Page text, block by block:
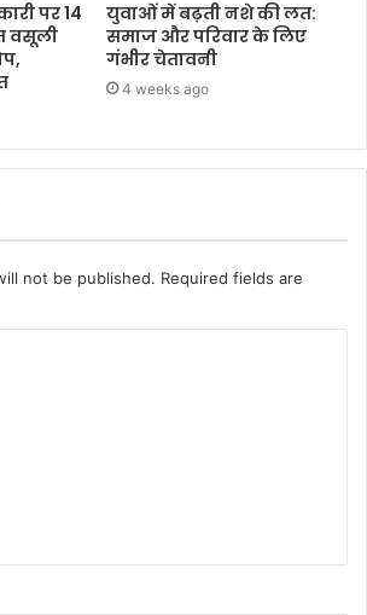
पर 14
वसूली
युवाओं में बढ़ती नशे की लत:
समाज और परिवार के लिए
गंभीर चेतावनी
4 weeks ago
not be published. Required fields are